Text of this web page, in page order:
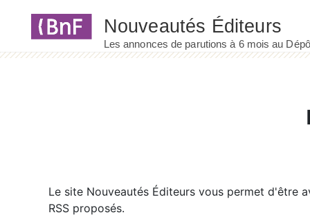
Le site Nouveautés Éditeurs vous permet d'être
RSS proposés.